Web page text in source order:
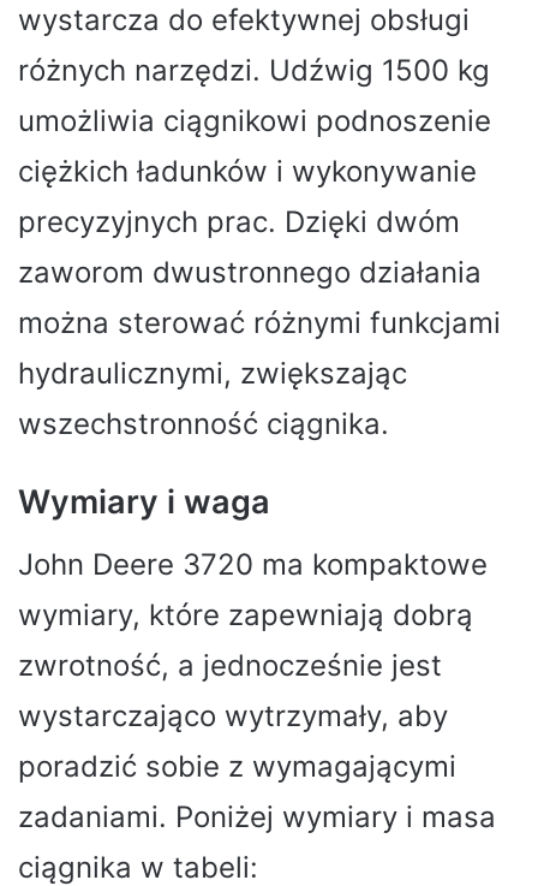
wystarcza do efektywnej obsługi
różnych narzędzi. Udźwig 1500 kg
umożliwia ciągnikowi podnoszenie
ciężkich ładunków i wykonywanie
precyzyjnych prac. Dzięki dwóm
zaworom dwustronnego działania
można sterować różnymi funkcjami
hydraulicznymi, zwiększając
wszechstronność ciągnika.
Wymiary i waga
John Deere 3720 ma kompaktowe
wymiary, które zapewniają dobrą
zwrotność, a jednocześnie jest
wystarczająco wytrzymały, aby
poradzić sobie z wymagającymi
zadaniami. Poniżej wymiary i masa
ciągnika w tabeli: